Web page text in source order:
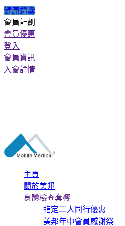
健康錦囊
會員計劃
會員優惠
登入
會員資訊
入會詳情
主頁
關於美邦
身體檢查套餐
指定二人同行優惠
美邦年中會員感謝祭